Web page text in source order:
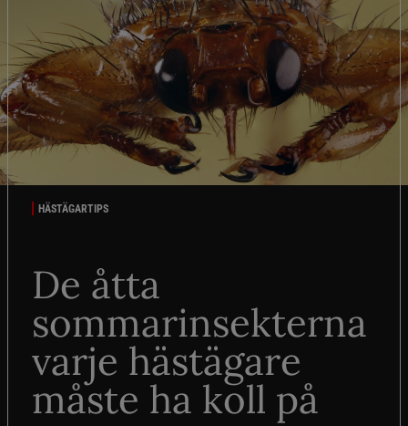
HÄSTÄGARTIPS
De åtta
sommarinsekterna
varje hästägare
måste ha koll på